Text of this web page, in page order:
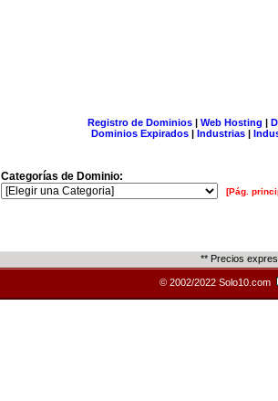
Registro de Dominios| Web Hosting |
Dominios Expirados | Industrias |
Categorías de Dominio:
[Pág.
** Precios
© 2002/2022 Solo10.com